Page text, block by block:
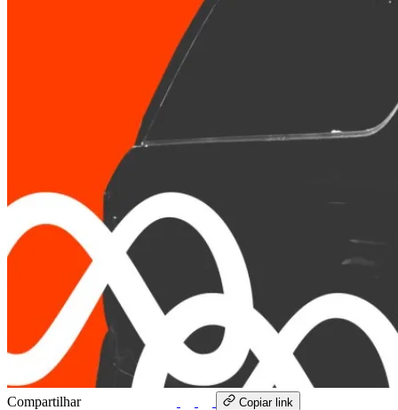
Compartilhar Copiar link